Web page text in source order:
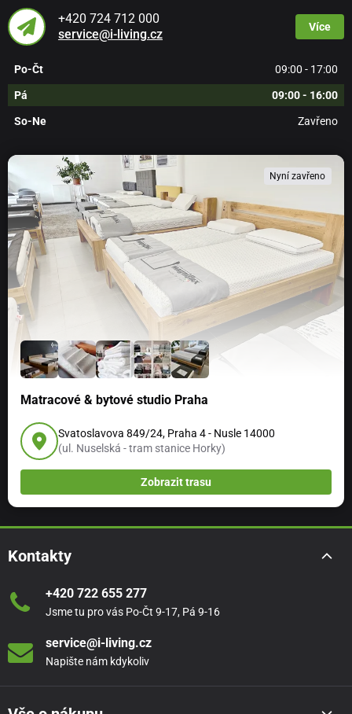
+420 724 712 000
service@i-living.cz
Více
Po-Čt 09:00 - 17:00
Pá 09:00 - 16:00
So-Ne Zavřeno
Nyní zavřeno
Matracové & bytové studio Praha
Svatoslavova 849/24, Praha 4 - Nusle 14000
(ul. Nuselská - tram stanice Horky)
Zobrazit trasu
Kontakty
+420 722 655 277
Jsme tu pro vás Po-Čt 9-17, Pá 9-16
service@i-living.cz
Napište nám kdykoliv